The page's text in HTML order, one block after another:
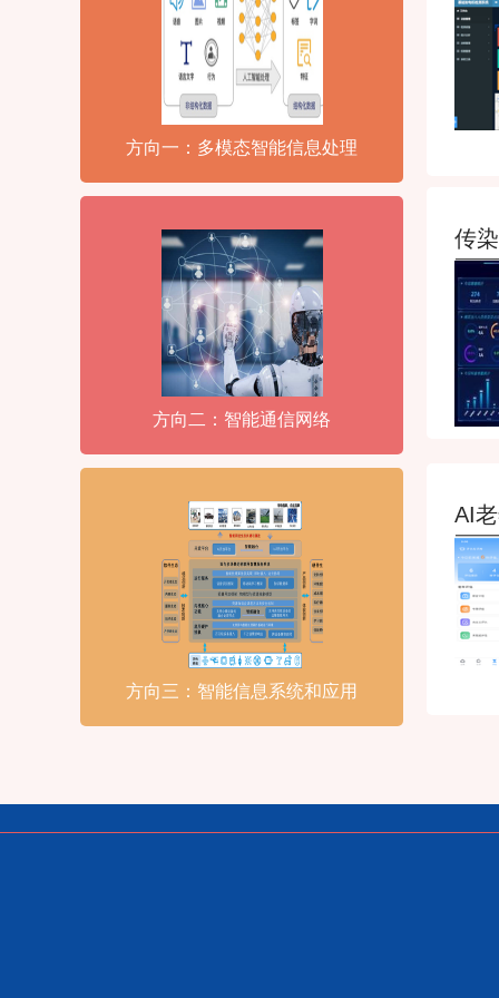
方向一：多模态智能信息处理
方向二：智能通信网络
方向三：智能信息系统和应用
传
AI